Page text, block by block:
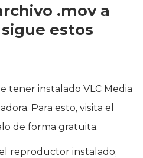
.mov a
estos
tener instalado VLC Media
Para esto, visita el
de forma gratuita.
reproductor instalado,